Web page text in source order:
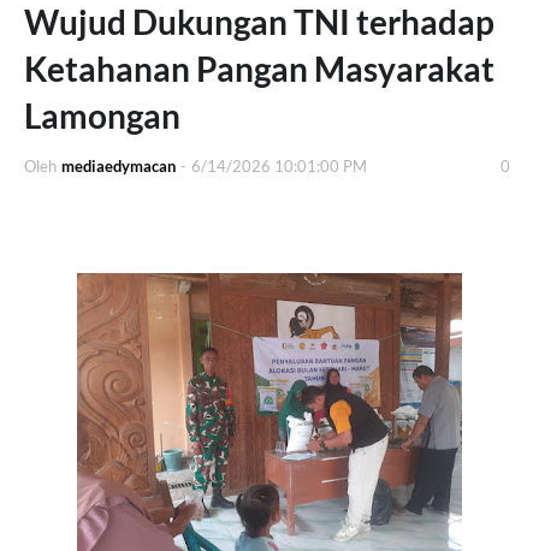
Wujud Dukungan TNI terhadap
Ketahanan Pangan Masyarakat
Lamongan
Oleh mediaedymacan - 6/14/2026 10:01:00 PM 0